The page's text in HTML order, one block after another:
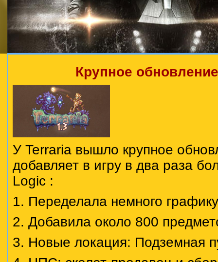
Крупное
У Terraria вышло крупное
добавляет в игру в два раза
Logic :
1. Переделала немного
2. Добавила около 800
3. Новые локация: Подземная